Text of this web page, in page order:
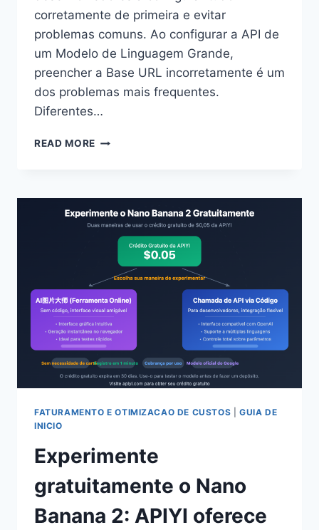
corretamente de primeira e evitar
problemas comuns. Ao configurar a API de
um Modelo de Linguagem Grande,
preencher a Base URL incorretamente é um
dos problemas mais frequentes.
Diferentes…
READ MORE 3
A
BASE
URL
APIYI:
/V1
PARA
USO
GERAL,
DOMÍNIO
RAIZ
PARA
ADAPTAÇÃO
CLAUDE
PARA
AO
FATURAMENTO E OTIMIZACAO DE CUSTOS |GUIA DE
INICIO
Experimente
gratuitamente o Nano
Banana 2: APIYI oferece